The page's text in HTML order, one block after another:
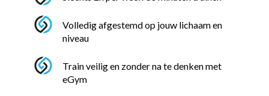
Volledig afgestemd op jouw lichaam en
niveau
Train veilig en zonder na te denken met
eGym